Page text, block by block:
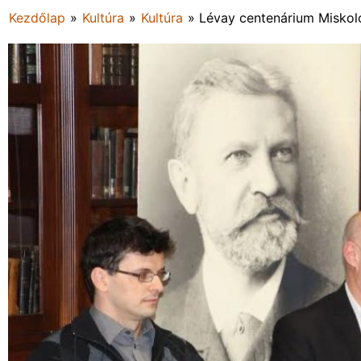
Kezdőlap » Kultúra » Kultúra » Lévay centenárium